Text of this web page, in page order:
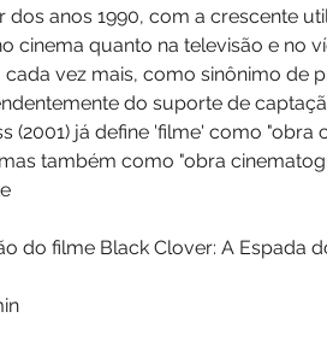
dos anos 1990, com a crescente
cinema quanto na televisão e no
cada vez mais, como sinônimo de
do suporte de
(2001) já define 'filme' como
também como "obra
do filme Black Clover: A Espada